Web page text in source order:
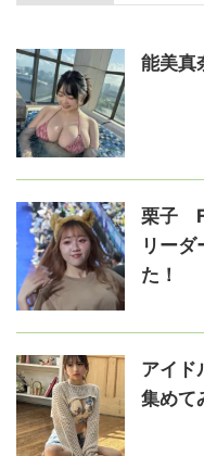
能美真
栗子
リー
た！
アイ
集めて